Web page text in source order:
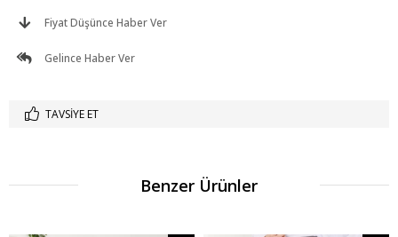
Fiyat Düşünce Haber Ver
Gelince Haber Ver
TAVSIYE ET
Benzer Ürünler